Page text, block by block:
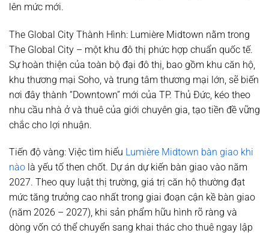
lên mức mới.
The Global City Thành Hình: Lumière Midtown nằm trong
The Global City – một khu đô thị phức hợp chuẩn quốc tế.
Sự hoàn thiện của toàn bộ đại đô thị, bao gồm khu căn hộ,
khu thương mại Soho, và trung tâm thương mại lớn, sẽ biến
nơi đây thành “Downtown” mới của TP. Thủ Đức, kéo theo
nhu cầu nhà ở và thuê của giới chuyên gia, tạo tiền đề vững
chắc cho lợi nhuận.
Tiến độ vàng: Việc tìm hiểu Lumière Midtown bàn giao khi
nào là yếu tố then chốt. Dự án dự kiến bàn giao vào năm
2027. Theo quy luật thị trường, giá trị căn hộ thường đạt
mức tăng trưởng cao nhất trong giai đoạn cận kề bàn giao
(năm 2026 – 2027), khi sản phẩm hữu hình rõ ràng và
dòng vốn có thể chuyển sang khai thác cho thuê ngay lập